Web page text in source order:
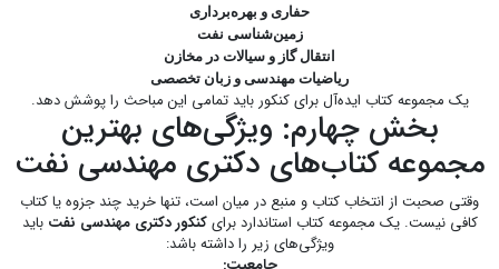
حفاری و بهره‌برداری
زمین‌شناسی نفت
انتقال گاز و سیالات در مخازن
ریاضیات مهندسی و زبان تخصصی
یک مجموعه کتاب ایده‌آل برای کنکور باید تمامی این مباحث را پوشش دهد.
بخش چهارم: ویژگی‌های بهترین
مجموعه کتاب‌های دکتری مهندسی نفت
وقتی صحبت از انتخاب کتاب و منبع در میان است، تنها خرید چند جزوه یا کتاب
کافی نیست. یک مجموعه کتاب استاندارد برایکنکور دکتری مهندسی نفت باید
ویژگی‌های زیر را داشته باشد: